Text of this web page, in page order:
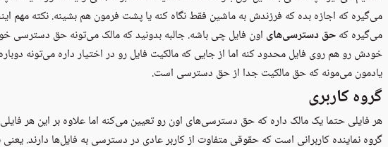
می‌گیره که اجازه بده که فرزندش به ماشین فقط نگاه کنه یا پشت فرمون هم بشینه. نکته مهم
می‌گیره کهحق دسترسی‌های اون فایل چی باشه. جالبه بدونید که مالک می‌تونه حق دسترسی
خودش رو هم روی فایل محدود کنه اما از جایی که مالکیت فایل رو در اختیار داره می‌تونه
یادمون می‌مونه که حق مالکیت جدا از حق دسترسی است.
گروه کاربری
هر فایلی حتما یک مالک داره که حق دسترسی‌های اون رو تعیین می‌کنه اما علاوه بر این هر
گروه نماینده کاربرانی است که حقوقی متفاوت از کاربر عادی در دسترسی به فایل‌ها دارند.